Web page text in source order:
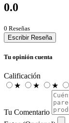
0.0
0 Reseñas
Escribir Reseña
Tu opinión cuenta
Calificación
★
★ ★
Tu Comentario